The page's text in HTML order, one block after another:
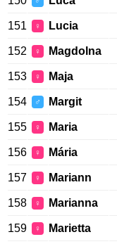
151 ♀ Lucia
152 ♀ Magdolna
153 ♀ Maja
154 ♂ Margit
155 ♀ Maria
156 ♀ Mária
157 ♀ Mariann
158 ♀ Marianna
159 ♀ Marietta